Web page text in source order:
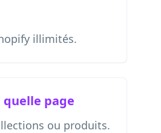
illimités.
page
ou produits.